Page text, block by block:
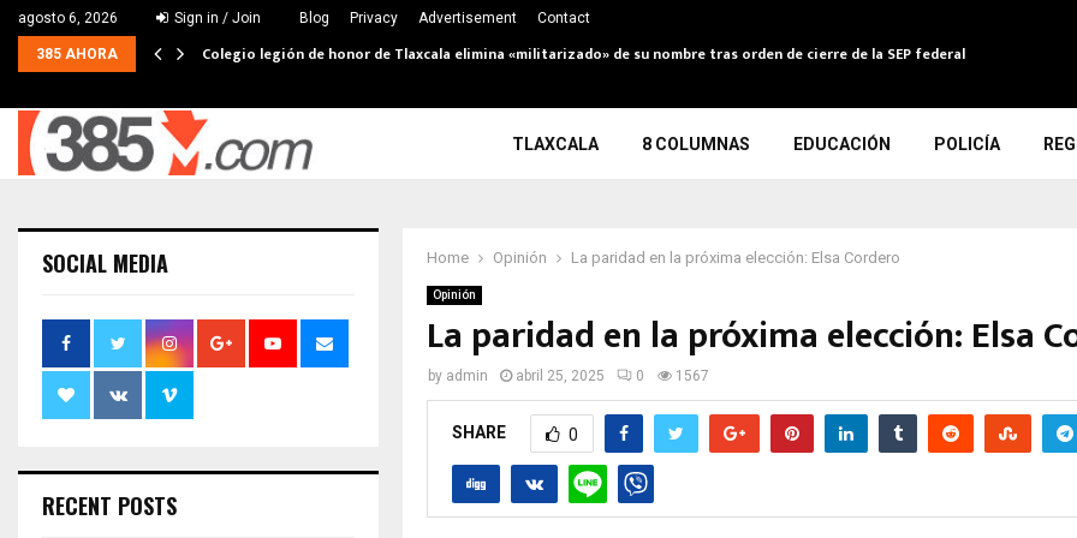
agosto 6, 2026 Sign in / Join Blog Privacy Advertisement Contact
385 AHORA Colegio legión de honor de Tlaxcala elimina «militarizado» de su nombre tras orden de cierre de la SEP federal
TLAXCALA 8 COLUMNAS EDUCACIÓN POLICÍA
Home Opinión La paridad en la próxima elección: Elsa Cordero
Opinión
La paridad en la próxima elección: Elsa
by admin abril 25, 2025 0 1567
SHARE 0
SOCIAL MEDIA
RECENT POSTS